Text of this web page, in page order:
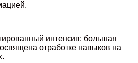
интенсив: большая
отработке навыков на